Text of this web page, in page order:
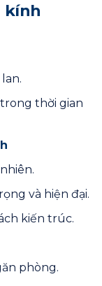
kính
thời gian
và hiện đại.
kiến trúc.
phòng.